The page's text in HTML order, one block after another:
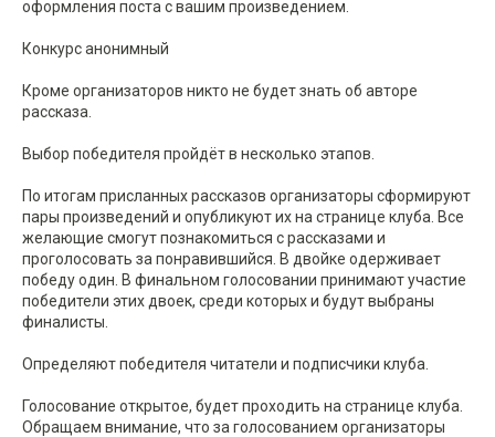
оформления поста с вашим произведением.
Конкурс анонимный
Кроме организаторов никто не будет знать об авторе
рассказа.
Выбор победителя пройдёт в несколько этапов.
По итогам присланных рассказов организаторы сформируют
пары произведений и опубликуют их на странице клуба. Все
желающие смогут познакомиться с рассказами и
проголосовать за понравившийся. В двойке одерживает
победу один. В финальном голосовании принимают участие
победители этих двоек, среди которых и будут выбраны
финалисты.
Определяют победителя читатели и подписчики клуба.
Голосование открытое, будет проходить на странице клуба.
Обращаем внимание, что за голосованием организаторы